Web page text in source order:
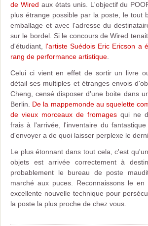
de Wired aux états unis. L'objectif du
plus étrange possible par la poste, le tout
emballage et avec l'adresse du
sur le bordel. Si le concours de Wired
d'étudiant, l'artiste Suédois Eric Ericson a
rang de performance artistique
Celui ci vient en effet de sortir un livre
détail ses multiples et étranges envois
Cheng, censé disposer d'une boite dans
Berlin. De la mappemonde au squelette
de vieux morceaux de fromages qui ne
frais à l'arrivée, l'inventaire du
d'envoyer a de quoi laisser perplexe le
Le plus étonnant dans tout cela, c'est
objets est arrivée correctement à
probablement le bureau de poste
marché aux puces. Reconnaissons le
excellente nouvelle technique pour
la poste la plus proche de chez vous.